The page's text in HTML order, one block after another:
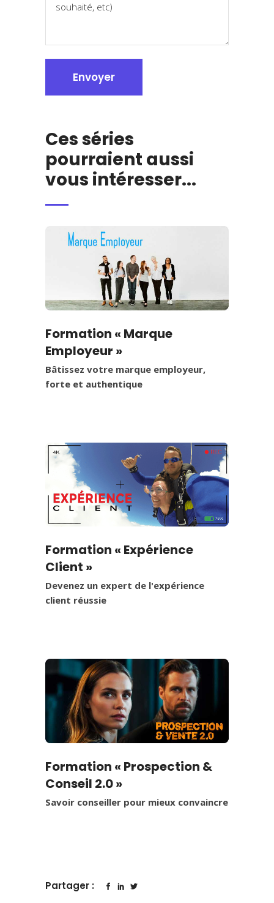
Ces séries
pourraient aussi
vous intéresser...
Formation « Marque
Employeur »
Bâtissez votre marque employeur,
forte et authentique
Formation « Expérience
Client »
Devenez un expert de l'expérience
client réussie
Formation « Prospection &
Conseil 2.0 »
Savoir conseiller pour mieux convaincre
Partager :